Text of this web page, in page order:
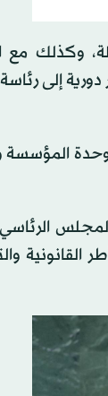
وكذلك مع
دورية إلى
المؤسسة